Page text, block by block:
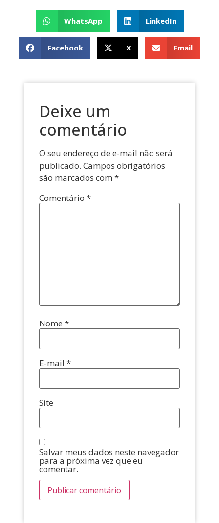
WhatsApp LinkedIn
Facebook X Email
Deixe um
comentário
O seu endereço de e-mail não será
publicado. Campos obrigatórios
são marcados com *
Comentário *
Nome *
E-mail *
Site
Salvar meus dados neste navegador
para a próxima vez que eu
comentar.